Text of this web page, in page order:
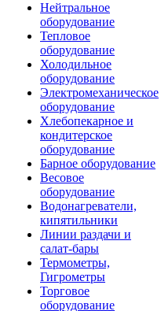
Нейтральное
оборудование
Тепловое
оборудование
Холодильное
оборудование
Электромеханическое
оборудование
Хлебопекарное и
кондитерское
оборудование
Барное оборудование
Весовое
оборудование
Водонагреватели,
кипятильники
Линии раздачи и
салат-бары
Термометры,
Гигрометры
Торговое
оборудование